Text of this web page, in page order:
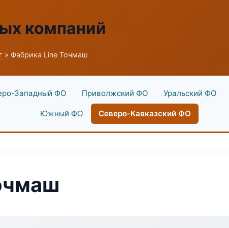
компаний
» Фабрика Line Точмаш
Западный ФО Приволжский ФО Уральский ФО
Южный ФО Северо-Кавказский ФО